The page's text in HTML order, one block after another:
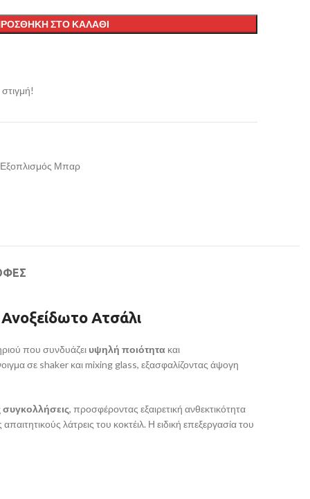
ΣΤΟ ΚΑΛΆΘΙ
Εξοπλισμός Μπαρ
Ατσάλι
που συνδυάζει υψηλή ποιότητα και
σε shaker και mixing glass, εξασφαλίζοντας άψογη
, προσφέροντας εξαιρετική ανθεκτικότητα
λάτρεις του κοκτέιλ. Η ειδική επεξεργασία του